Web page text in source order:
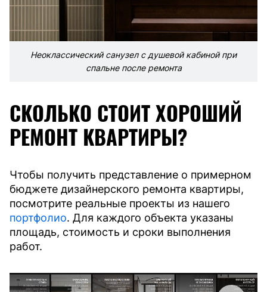
Неоклассический санузел с душевой кабиной при
спальне после ремонта
СКОЛЬКО СТОИТ ХОРОШИЙ
РЕМОНТ КВАРТИРЫ?
Чтобы получить представление о примерном
бюджете дизайнерского ремонта квартиры,
посмотрите реальные проекты из нашего
портфолио. Для каждого объекта указаны
площадь, стоимость и сроки выполнения
работ.